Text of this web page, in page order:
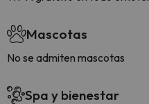
Mascotas
No se admiten mascotas
Spa y bienestar